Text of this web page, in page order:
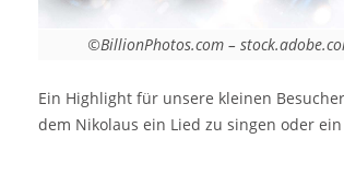
Buden mit liebevoll präsentierten
Angeboten und die verführerischen
versetzen die Besucher in besinnliche
weihnachtlichen Stimmung. Chöre und
©BillionPhotos.com –
Ein Highlight für unsere kleinen
dem Nikolaus ein Lied zu singen oder